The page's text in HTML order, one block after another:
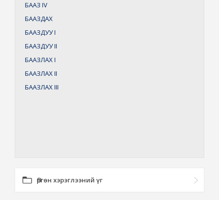
БААЗ IV
БААЗДАХ
БААЗДУУI
БААЗДУУII
БААЗЛАХI
БААЗЛАХII
БААЗЛАХIII
Өргөн хэрэглээний үг